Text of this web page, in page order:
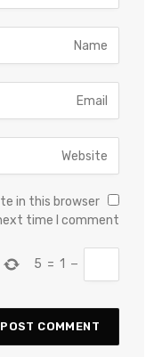
in this browser
time I comment.
−
1
=
5